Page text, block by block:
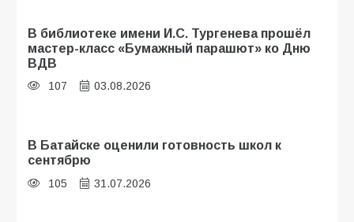
В библиотеке имени И.С. Тургенева прошёл
мастер-класс «Бумажный парашют» ко Дню
ВДВ
107 03.08.2026
В Батайске оценили готовность школ к
сентябрю
105 31.07.2026